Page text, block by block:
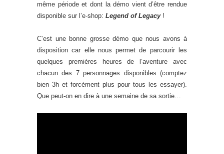
même période et dont la démo vient d’être rendue
disponible sur l’e-shop: Legend of Legacy!
C’est une bonne grosse démo que nous avons à
disposition car elle nous permet de parcourir les
quelques premières heures de l’aventure avec
chacun des 7 personnages disponibles (comptez
bien 3h et forcément plus pour tous les essayer).
Que peut-on en dire à une semaine de sa sortie…